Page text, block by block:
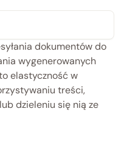
dokumentów do
wygenerowanych
elastyczność w
treści,
dzieleniu się nią ze